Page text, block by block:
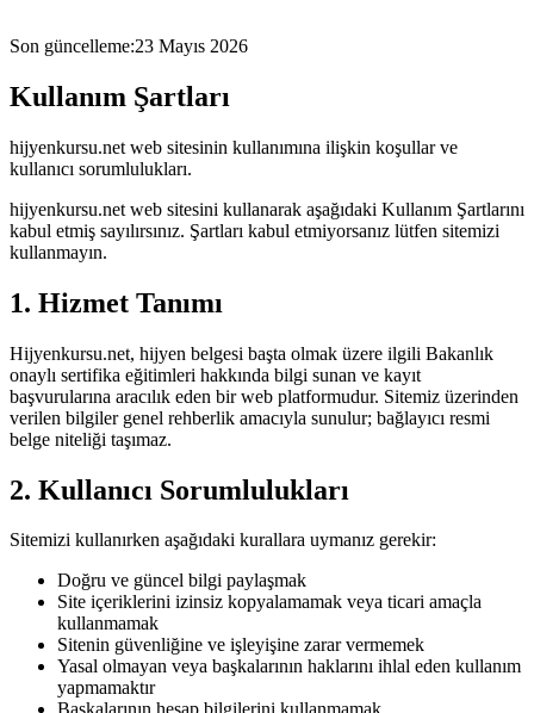
Son güncelleme:23 Mayıs 2026
Kullanım Şartları
hijyenkursu.net web sitesinin kullanımına ilişkin koşullar ve
kullanıcı sorumlulukları.
hijyenkursu.net web sitesini kullanarak aşağıdaki Kullanım Şartlarını
kabul etmiş sayılırsınız. Şartları kabul etmiyorsanız lütfen sitemizi
kullanmayın.
1. Hizmet Tanımı
Hijyenkursu.net, hijyen belgesi başta olmak üzere ilgili Bakanlık
onaylı sertifika eğitimleri hakkında bilgi sunan ve kayıt
başvurularına aracılık eden bir web platformudur. Sitemiz üzerinden
verilen bilgiler genel rehberlik amacıyla sunulur; bağlayıcı resmi
belge niteliği taşımaz.
2. Kullanıcı Sorumlulukları
Sitemizi kullanırken aşağıdaki kurallara uymanız gerekir:
Doğru ve güncel bilgi paylaşmak
Site içeriklerini izinsiz kopyalamamak veya ticari amaçla
kullanmamak
Sitenin güvenliğine ve işleyişine zarar vermemek
Yasal olmayan veya başkalarının haklarını ihlal eden kullanım
yapmamaktır